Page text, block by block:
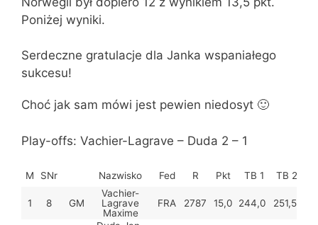
Poniżej wyniki.
Serdeczne gratulacje dla Janka wspaniałego
sukcesu!
Choć jak sam mówi jest pewien niedosyt 🙂
Play-offs: Vachier-Lagrave – Duda 2 – 1
M SNr Nazwisko Fed R Pkt TB 1 TB 2
1
8 GM
Vachier-
Lagrave
Maxime
FRA 2787 15,0 244,0 251,5